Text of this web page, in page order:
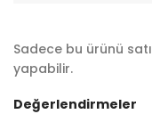
Değerlendirmeler
Sadece bu ürünü
yapabilir.